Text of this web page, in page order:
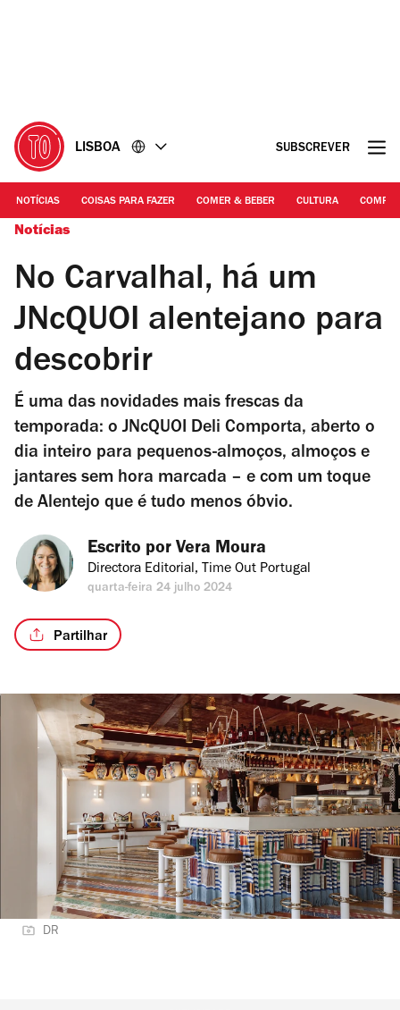
LISBOA SUBSCREVER
NOTÍCIAS COISAS PARA FAZER COMER & BEBER CULTURA
Notícias
No Carvalhal, há um
JNcQUOI alentejano para
descobrir
É uma das novidades mais frescas da
temporada: o JNcQUOI Deli Comporta, aberto o
dia inteiro para pequenos-almoços, almoços e
jantares sem hora marcada – e com um toque
de Alentejo que é tudo menos óbvio.
Escrito por Vera Moura
Directora Editorial, Time Out Portugal
quarta-feira 24 julho 2024
Partilhar
DR